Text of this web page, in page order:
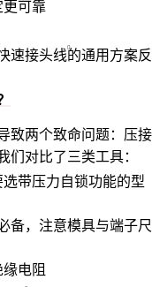
可靠
速接头线的通用方案反
致两个致命问题：压接
们对比了三类工具：
带压力自锁功能的型
备，注意模具与端子尺
电阻